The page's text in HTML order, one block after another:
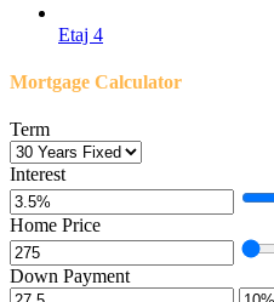
Etaj 4
Mortgage Calculator
Term
Interest
Home Price
Down Payment